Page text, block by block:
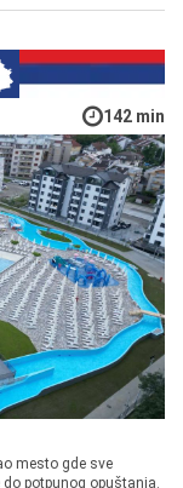
142 min
mesto gde sve
potpunog opuštanja.